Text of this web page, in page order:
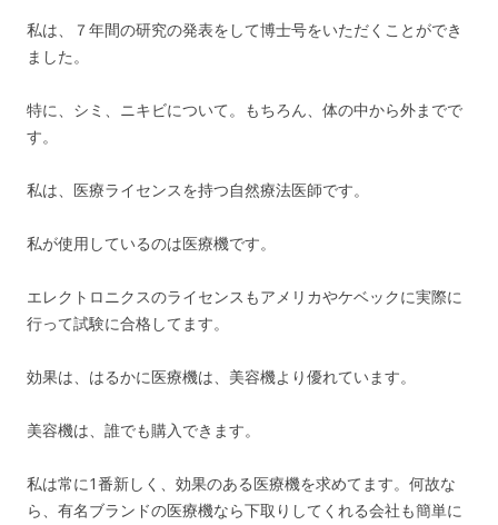
私は、７年間の研究の発表をして博士号をいただくことができ
ました。
特に、シミ、ニキビについて。もちろん、体の中から外までで
す。
私は、医療ライセンスを持つ自然療法医師です。
私が使用しているのは医療機です。
エレクトロニクスのライセンスもアメリカやケベックに実際に
行って試験に合格してます。
効果は、はるかに医療機は、美容機より優れています。
美容機は、誰でも購入できます。
私は常に1番新しく、効果のある医療機を求めてます。何故な
ら、有名ブランドの医療機なら下取りしてくれる会社も簡単に